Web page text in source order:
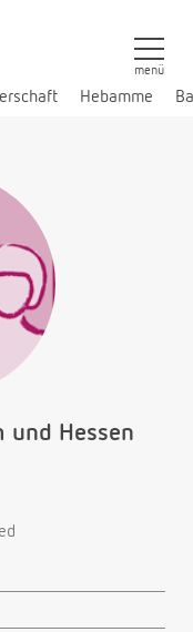
Hebamme
menü
und Hessen